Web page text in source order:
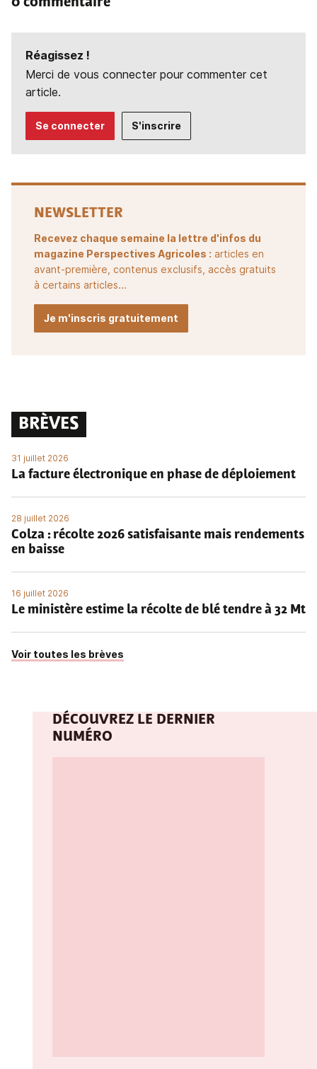
0 commentaire
Réagissez !
Merci de vous connecter pour commenter cet
article.
Se connecter S'inscrire
NEWSLETTER
Recevez chaque semaine la lettre d'infos du
magazine Perspectives Agricoles : articles en
avant-première, contenus exclusifs, accès gratuits
à certains articles...
Je m'inscris gratuitement
BRÈVES
31 juillet 2026
La facture électronique en phase de déploiement
28 juillet 2026
Colza : récolte 2026 satisfaisante mais rendements
en baisse
16 juillet 2026
Le ministère estime la récolte de blé tendre à 32 Mt
Voir toutes les brèves
DÉCOUVREZ LE DERNIER
NUMÉRO